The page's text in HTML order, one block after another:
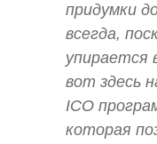
придумки
всегда,
упирается
вот здесь
ICO
которая